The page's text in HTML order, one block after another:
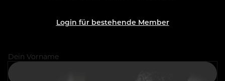
Login für bestehende Member
Dein Vorname